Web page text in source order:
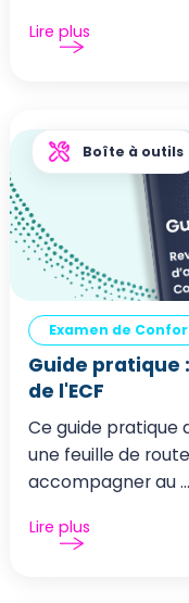
Lire plus
Boîte à outils
Examen de
Guide pratique
de l'ECF
Ce guide pratique
une feuille de
accompagner au ...
Lire plus